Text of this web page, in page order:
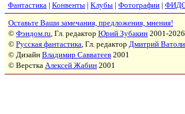
Фантастика | Конвенты | Клубы | Фотографии |
Оставьте Ваши замечания, предложения, мнения!
© Фэндом.ru, Гл. редактор Юрий Зубакин 2001-2026
© Русская фантастика, Гл. редактор Дмитрий
© Дизайн Владимир Савватеев 2001
© Верстка Алексей Жабин 2001